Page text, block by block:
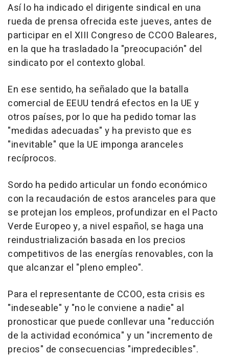
Así lo ha indicado el dirigente sindical en una
rueda de prensa ofrecida este jueves, antes de
participar en el XIII Congreso de CCOO Baleares,
en la que ha trasladado la "preocupación" del
sindicato por el contexto global.
En ese sentido, ha señalado que la batalla
comercial de EEUU tendrá efectos en la UE y
otros países, por lo que ha pedido tomar las
"medidas adecuadas" y ha previsto que es
"inevitable" que la UE imponga aranceles
recíprocos.
Sordo ha pedido articular un fondo económico
con la recaudación de estos aranceles para que
se protejan los empleos, profundizar en el Pacto
Verde Europeo y, a nivel español, se haga una
reindustrialización basada en los precios
competitivos de las energías renovables, con la
que alcanzar el "pleno empleo".
Para el representante de CCOO, esta crisis es
"indeseable" y "no le conviene a nadie" al
pronosticar que puede conllevar una "reducción
de la actividad económica" y un "incremento de
precios" de consecuencias "impredecibles".